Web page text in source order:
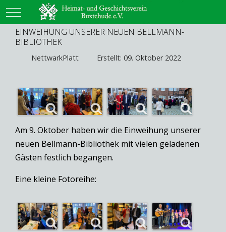
Mobile Menu Toggle
EINWEIHUNG UNSERER NEUEN BELLMANN-
BIBLIOTHEK
NettwarkPlatt Erstellt: 09. Oktober 2022
Am 9. Oktober haben wir die Einweihung unserer
neuen Bellmann-Bibliothek mit vielen geladenen
Gästen festlich begangen.
Eine kleine Fotoreihe: